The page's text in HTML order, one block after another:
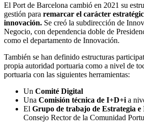
El Port de Barcelona cambió en 2021 su
gestión para remarcar el carácter
innovación. Se creó la subdirección de
Negocio, con dependencia doble de
como el departamento de Innovación.
También se han definido estructuras
propia autoridad portuaria como a nivel de
portuaria con las siguientes herramientas:
Un Comité Digital
Una Comisión técnica de I+D+i a
El Grupo de trabajo de Estrategia e
Consejo Rector de la Comunidad